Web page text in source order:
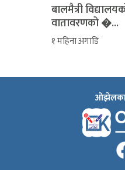
बालमैत्री
वातावरणको �...
१ महिना अगाडि
ओझेलका